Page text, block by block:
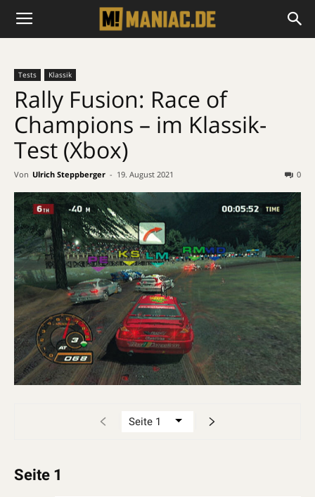
Tests Klassik
Rally Fusion: Race of
Champions – im Klassik-
Test (Xbox)
Von Ulrich Steppberger - 19. August 2021 0
Seite 1